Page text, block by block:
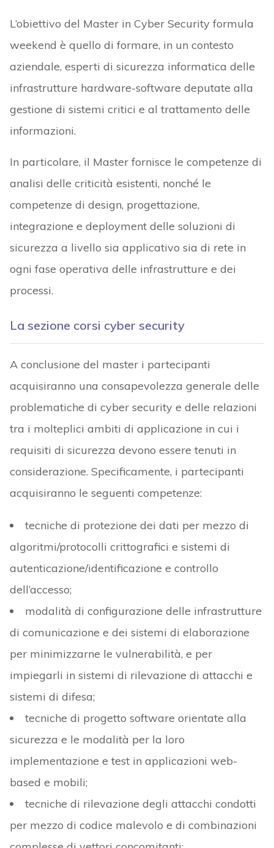
L’obiettivo del Master in Cyber Security formula
weekend è quello di formare, in un contesto
aziendale, esperti di sicurezza informatica delle
infrastrutture hardware-software deputate alla
gestione di sistemi critici e al trattamento delle
informazioni.
In particolare, il Master fornisce le competenze di
analisi delle criticità esistenti, nonché le
competenze di design, progettazione,
integrazione e deployment delle soluzioni di
sicurezza a livello sia applicativo sia di rete in
ogni fase operativa delle infrastrutture e dei
processi.
La sezione corsi cyber security
A conclusione del master i partecipanti
acquisiranno una consapevolezza generale delle
problematiche di cyber security e delle relazioni
tra i molteplici ambiti di applicazione in cui i
requisiti di sicurezza devono essere tenuti in
considerazione. Specificamente, i partecipanti
acquisiranno le seguenti competenze:
tecniche di protezione dei dati per mezzo di
algoritmi/protocolli crittografici e sistemi di
autenticazione/identificazione e controllo
dell’accesso;
modalità di configurazione delle infrastrutture
di comunicazione e dei sistemi di elaborazione
per minimizzarne le vulnerabilità, e per
impiegarli in sistemi di rilevazione di attacchi e
sistemi di difesa;
tecniche di progetto software orientate alla
sicurezza e le modalità per la loro
implementazione e test in applicazioni web-
based e mobili;
tecniche di rilevazione degli attacchi condotti
per mezzo di codice malevolo e di combinazioni